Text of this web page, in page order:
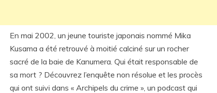
En mai 2002, un jeune touriste japonais nommé Mika
Kusama a été retrouvé à moitié calciné sur un rocher
sacré de la baie de Kanumera. Qui était responsable de
sa mort ? Découvrez l’enquête non résolue et les procès
qui ont suivi dans « Archipels du crime », un podcast qui